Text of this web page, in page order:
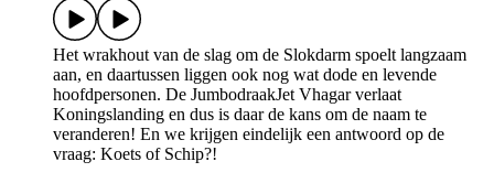
Het wrakhout van de slag om de Slokdarm spoelt langzaam
aan, en daartussen liggen ook nog wat dode en levende
hoofdpersonen. De JumbodraakJet Vhagar verlaat
Koningslanding en dus is daar de kans om de naam te
veranderen! En we krijgen eindelijk een antwoord op de
vraag: Koets of Schip?!